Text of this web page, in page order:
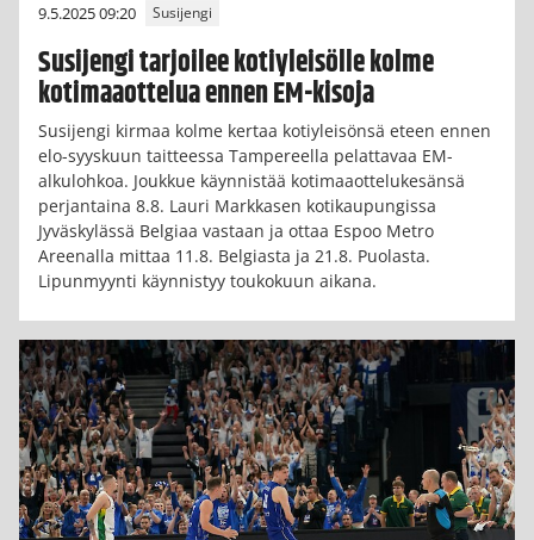
9.5.2025 09:20 Susijengi
Susijengi tarjoilee kotiyleisölle kolme
kotimaaottelua ennen EM-kisoja
Susijengi kirmaa kolme kertaa kotiyleisönsä eteen ennen
elo-syyskuun taitteessa Tampereella pelattavaa EM-
alkulohkoa. Joukkue käynnistää kotimaaottelukesänsä
perjantaina 8.8. Lauri Markkasen kotikaupungissa
Jyväskylässä Belgiaa vastaan ja ottaa Espoo Metro
Areenalla mittaa 11.8. Belgiasta ja 21.8. Puolasta.
Lipunmyynti käynnistyy toukokuun aikana.